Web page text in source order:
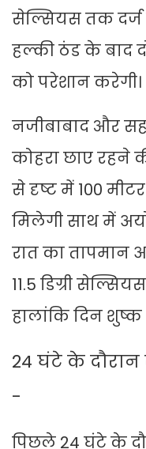
सेल्सियस तक दर्ज
हल्की ठंड के बाद
को परेशान करेगी।
नजीबाबाद और
कोहरा छाए रहने
से दृष्ट में 100
मिलेगी साथ में
रात का तापमान
11.5 डिग्री
हालांकि दिन शुष्क
24 घंटे के
-
पिछले 24 घंटे के